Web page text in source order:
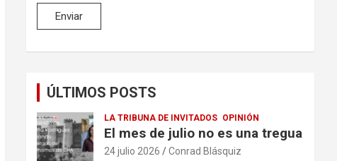
ÚLTIMOS POSTS
LA TRIBUNA DE INVITADOS OPINIÓN
El mes de julio no es una tregua
24 julio 2026 Conrad Blásquiz